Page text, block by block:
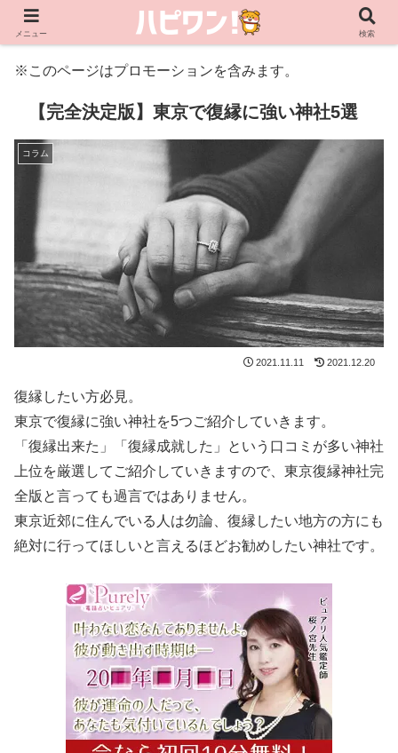
※このページはプロモーションを含みます。
【完全決定版】東京で復縁に強い神社5選
コラム
2021.11.11 2021.12.20
復縁したい方必見。
東京で復縁に強い神社を5つご紹介していきます。
「復縁出来た」「復縁成就した」という口コミが多い神社
上位を厳選してご紹介していきますので、東京復縁神社完
全版と言っても過言ではありません。
東京近郊に住んでいる人は勿論、復縁したい地方の方にも
絶対に行ってほしいと言えるほどお勧めしたい神社です。
メニュー 検索